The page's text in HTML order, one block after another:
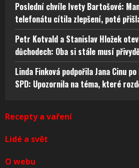
Poslední chvíle Ivety Bartošové:
telefonátu cítila zlepšení, poté
Petr Kotvald a Stanislav Hložek
důchodech: Oba si stále musí
Linda Finková podpořila Jana Cinu
SPD: Upozornila na téma, které
Recepty a vaření
Lidé a svět
O webu